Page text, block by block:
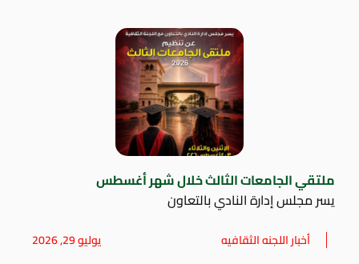
ملتقي الجامعات الثالث خلال شهر أغسطس
يسر مجلس إدارة النادي بالتعاون
أخبار اللجنه الثقافيه يوليو 29, 2026